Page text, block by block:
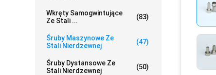
Wkręty Samogwintujące
Ze Stali ...
(83)
Śruby Maszynowe Ze
Stali Nierdzewnej
(47)
Śruby Dystansowe Ze
Stali Nierdzewnej
(50)